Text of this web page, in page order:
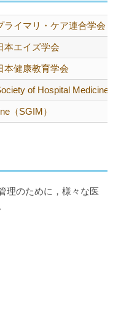
ライマリ・ケア連合学会
本エイズ学会
本健康教育学会
of Hospital Medicine
（SGIM）
理のために，様々な医